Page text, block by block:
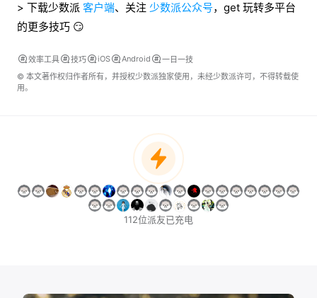
> 下载少数派 客户端、关注 少数派公众号，get 玩转多平台
的更多技巧 😏
效率工具 技巧 iOS Android
一日一技
© 本文著作权归作者所有，并授权少数派独家使用，未经少数派许可，不得转载使
用。
112位派友已充电